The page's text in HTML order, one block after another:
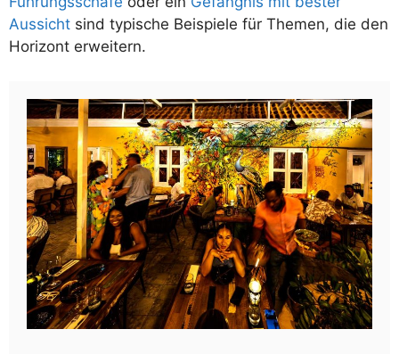
Aussicht sind typische Beispiele für Themen, die den
Horizont erweitern.